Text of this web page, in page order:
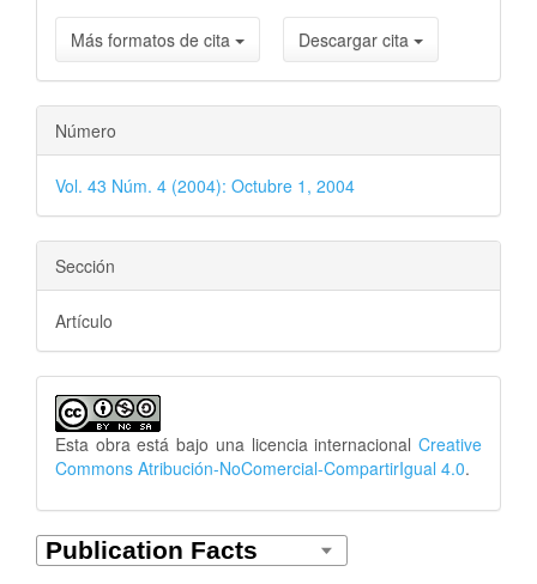
Más formatos de cita Descargar cita
Número
Vol. 43 Núm. 4 (2004): Octubre 1, 2004
Sección
Artículo
Esta obra está bajo una licencia internacional Creative
Commons Atribución-NoComercial-CompartirIgual 4.0.